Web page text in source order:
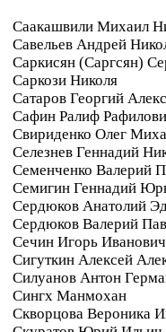
Саакашвили Михаил
Савельев Андрей
Саркисян (Саргсян)
Саркози Николя
Сатаров Георгий
Сафин Ралиф
Свириденко Олег
Селезнев Геннадий
Семенченко Валерий
Семигин Геннадий
Сердюков Анатолий
Сердюков Валерий
Сечин Игорь Иванович
Сигуткин Алексей
Силуанов Антон
Сингх Манмохан
Скворцова Вероника